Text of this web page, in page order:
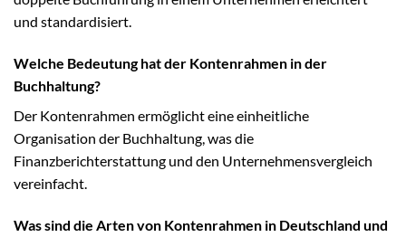
und standardisiert.
Welche Bedeutung hat der Kontenrahmen in der
Buchhaltung?
Der Kontenrahmen ermöglicht eine einheitliche
Organisation der Buchhaltung, was die
Finanzberichterstattung und den Unternehmensvergleich
vereinfacht.
Was sind die Arten von Kontenrahmen in Deutschland und